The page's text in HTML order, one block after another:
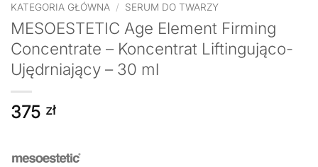
KATEGORIA GŁÓWNA / SERUM DO TWARZY
MESOESTETIC Age Element Firming
Concentrate – Koncentrat Liftingująco-
Ujędrniający – 30 ml
375 zł